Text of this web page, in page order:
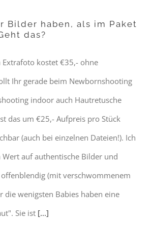
Bilder haben, als im Paket
das?
Extrafoto kostet €35,- ohne
Ihr gerade beim Newbornshooting
indoor auch Hautretusche
das um €25,- Aufpreis pro Stück
(auch bei einzelnen Dateien!). Ich
Wert auf authentische Bilder und
(mit verschwommenem
die wenigsten Babies haben eine
Sie ist [...]